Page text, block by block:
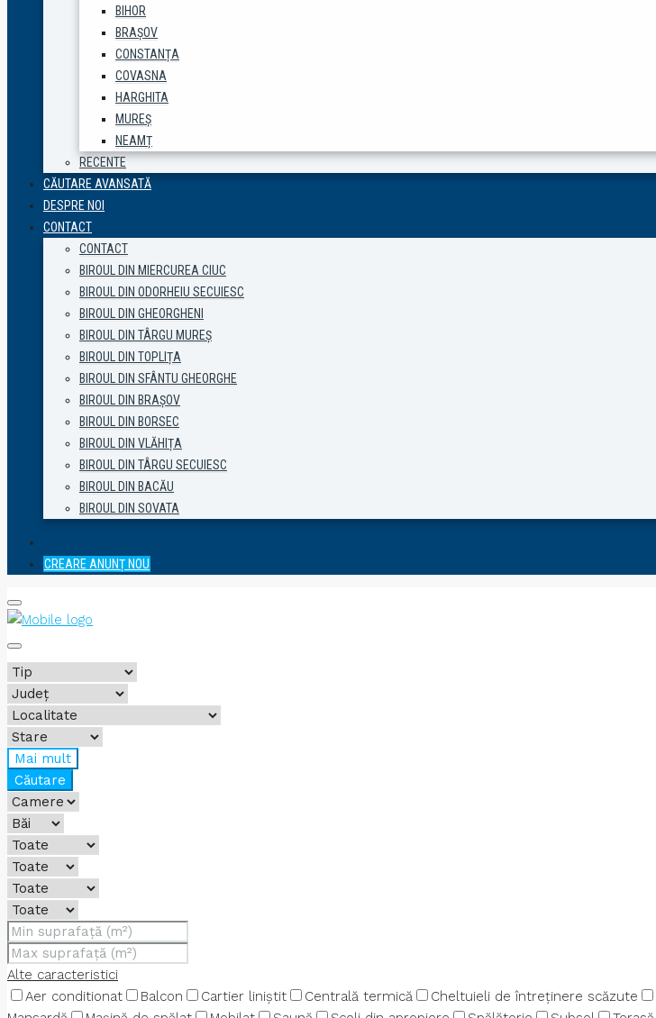
BIHOR
BRAȘOV
CONSTANȚA
COVASNA
HARGHITA
MUREȘ
NEAMȚ
RECENTE
CĂUTARE AVANSATĂ
DESPRE NOI
CONTACT
CONTACT
BIROUL DIN MIERCUREA CIUC
BIROUL DIN ODORHEIU SECUIESC
BIROUL DIN GHEORGHENI
BIROUL DIN TÂRGU MUREȘ
BIROUL DIN TOPLIȚA
BIROUL DIN SFÂNTU GHEORGHE
BIROUL DIN BRAȘOV
BIROUL DIN BORSEC
BIROUL DIN VLĂHIȚA
BIROUL DIN TÂRGU SECUIESC
BIROUL DIN BACĂU
BIROUL DIN SOVATA
CREARE ANUNȚ NOU
Mai mult
Căutare
Alte caracteristici
Aer conditionat
Balcon Cartier liniștit Centrală termică Cheltuieli de întreținere scăzute